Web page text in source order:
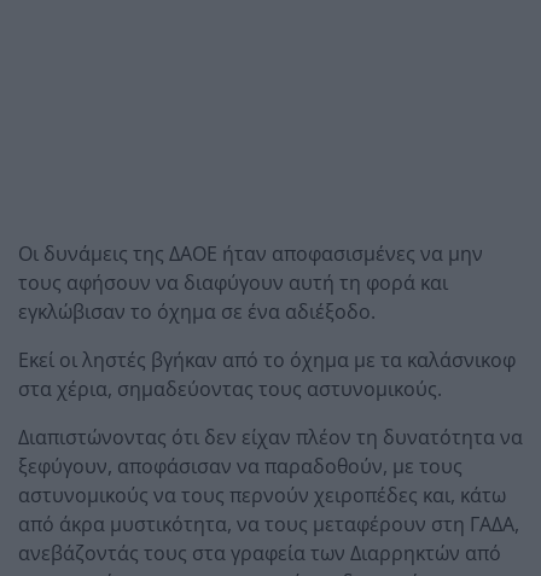
Οι δυνάμεις της ΔΑΟΕ ήταν αποφασισμένες να μην
τους αφήσουν να διαφύγουν αυτή τη φορά και
εγκλώβισαν το όχημα σε ένα αδιέξοδο.
Εκεί οι ληστές βγήκαν από το όχημα με τα καλάσνικοφ
στα χέρια, σημαδεύοντας τους αστυνομικούς.
Διαπιστώνοντας ότι δεν είχαν πλέον τη δυνατότητα να
ξεφύγουν, αποφάσισαν να παραδοθούν, με τους
αστυνομικούς να τους περνούν χειροπέδες και, κάτω
από άκρα μυστικότητα, να τους μεταφέρουν στη ΓΑΔΑ,
ανεβάζοντάς τους στα γραφεία των Διαρρηκτών από